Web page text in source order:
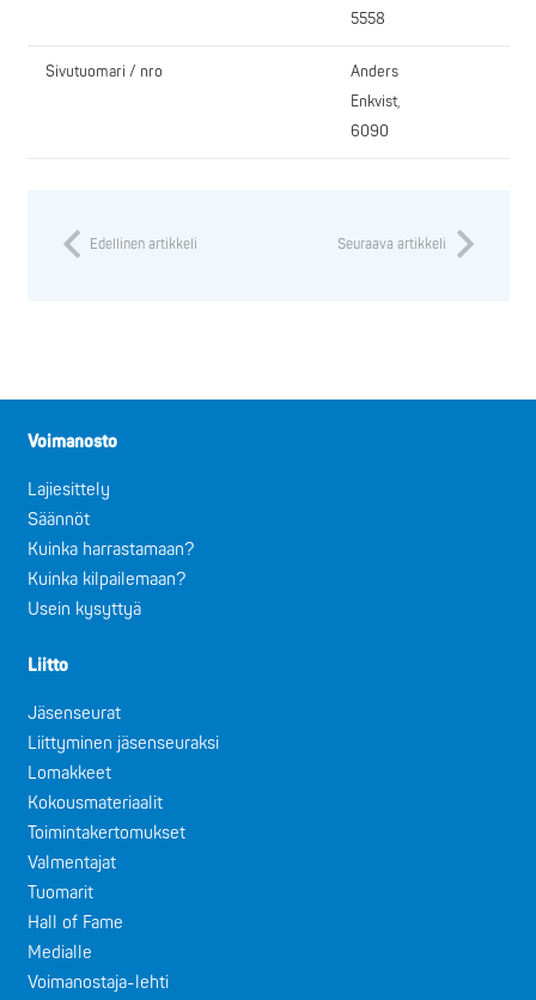
5558
Sivutuomari / nro
Anders
Enkvist,
6090
Edellinen artikkeli Seuraava artikkeli
Voimanosto
Lajiesittely
Säännöt
Kuinka harrastamaan?
Kuinka kilpailemaan?
Usein kysyttyä
Liitto
Jäsenseurat
Liittyminen jäsenseuraksi
Lomakkeet
Kokousmateriaalit
Toimintakertomukset
Valmentajat
Tuomarit
Hall of Fame
Medialle
Voimanostaja-lehti